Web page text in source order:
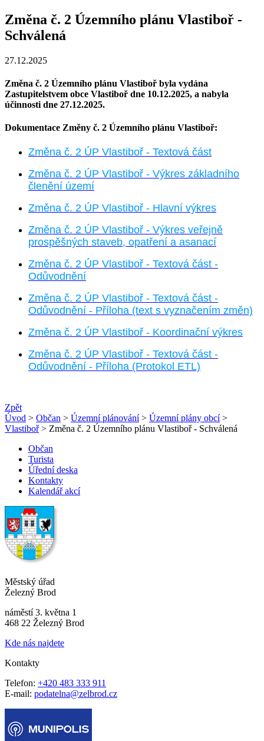
Změna č. 2 Územního plánu Vlastiboř -
Schválená
27.12.2025
Změna č. 2 Územního plánu Vlastiboř byla vydána
Zastupitelstvem obce Vlastiboř dne 10.12.2025, a nabyla
účinnosti dne 27.12.2025.
Dokumentace Změny č. 2 Územního plánu Vlastiboř:
Změna č. 2 ÚP Vlastiboř - Textová část
Změna č. 2 ÚP Vlastiboř - Výkres základního
členění území
Změna č. 2 ÚP Vlastiboř - Hlavní výkres
Změna č. 2 ÚP Vlastiboř - Výkres veřejně
prospěšných staveb, opatření a asanací
Změna č. 2 ÚP Vlastiboř - Textová část -
Odůvodnění
Změna č. 2 ÚP Vlastiboř - Textová část -
Odůvodnění - Příloha (text s vyznačením změn)
Změna č. 2 ÚP Vlastiboř - Koordinační výkres
Změna č. 2 ÚP Vlastiboř - Textová část -
Odůvodnění - Příloha (Protokol ETL)
Zpět
Úvod > Občan > Územní plánování> Územní plány obcí>
Vlastiboř> Změna č. 2 Územního plánu Vlastiboř - Schválená
Občan
Turista
Úřední deska
Kontakty
Kalendář akcí
Městský úřad
Železný Brod
náměstí 3. května 1
468 22 Železný Brod
Kde nás najdete
Kontakty
Telefon: +420 483 333 911
E-mail: podatelna@zelbrod.cz